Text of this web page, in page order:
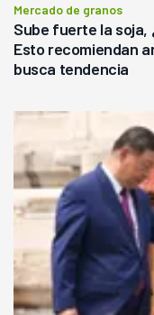
Mercado de granos
Sube fuerte la soja,
Esto recomiendan
busca tendencia